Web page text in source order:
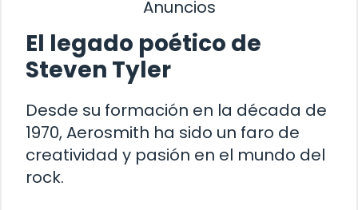
Anuncios
El legado poético de
Steven Tyler
Desde su formación en la década de
1970, Aerosmith ha sido un faro de
creatividad y pasión en el mundo del
rock.